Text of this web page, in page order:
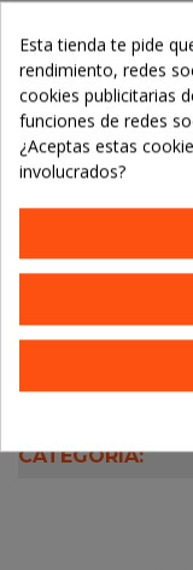
Marca: Esential
TE GUSTARÁN
No hay artículos
CATEGORÍA:
Esta tienda te pide
rendimiento, redes
cookies publicitarias
funciones de redes
¿Aceptas estas
involucrados?